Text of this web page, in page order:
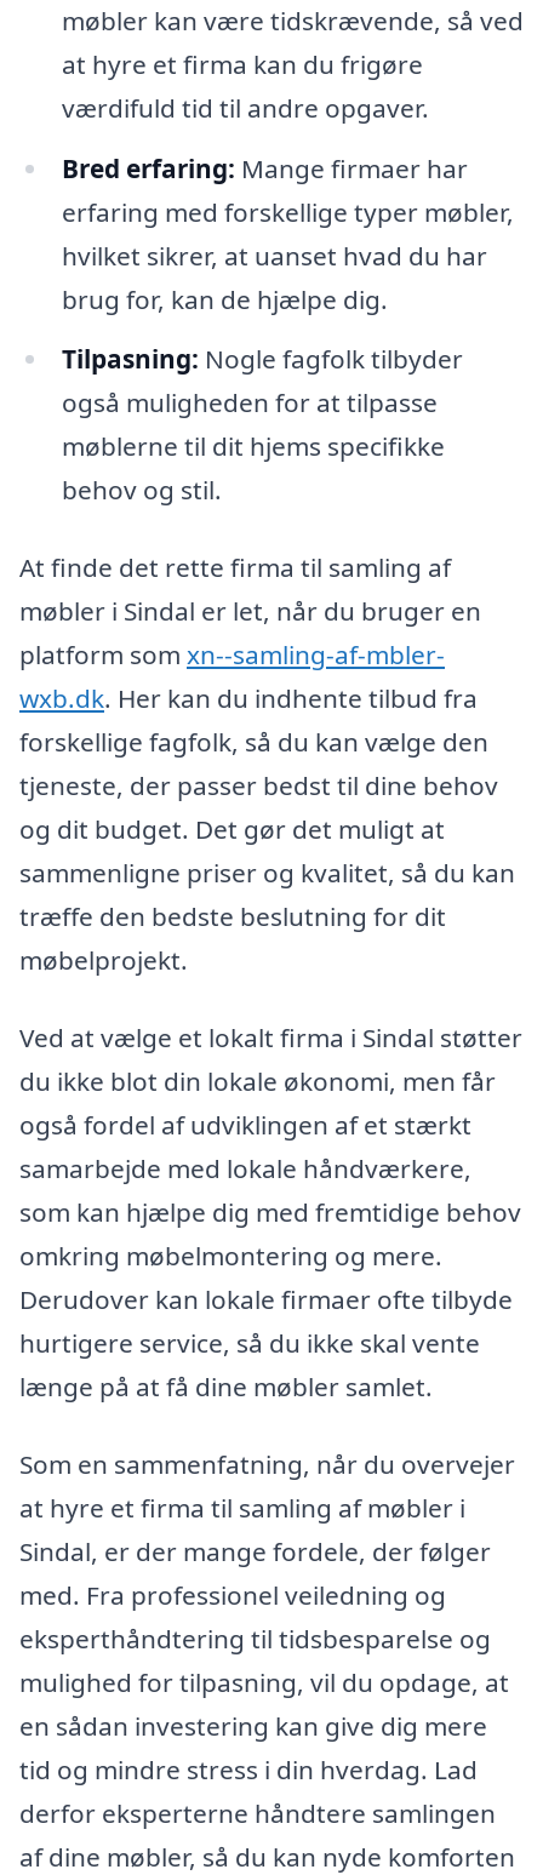
møbler kan være tidskrævende, så ved
at hyre et firma kan du frigøre
værdifuld tid til andre opgaver.
Bred erfaring: Mange firmaer har
erfaring med forskellige typer møbler,
hvilket sikrer, at uanset hvad du har
brug for, kan de hjælpe dig.
Tilpasning: Nogle fagfolk tilbyder
også muligheden for at tilpasse
møblerne til dit hjems specifikke
behov og stil.
At finde det rette firma til samling af
møbler i Sindal er let, når du bruger en
platform som xn--samling-af-mbler-
wxb.dk. Her kan du indhente tilbud fra
forskellige fagfolk, så du kan vælge den
tjeneste, der passer bedst til dine behov
og dit budget. Det gør det muligt at
sammenligne priser og kvalitet, så du kan
træffe den bedste beslutning for dit
møbelprojekt.
Ved at vælge et lokalt firma i Sindal støtter
du ikke blot din lokale økonomi, men får
også fordel af udviklingen af et stærkt
samarbejde med lokale håndværkere,
som kan hjælpe dig med fremtidige behov
omkring møbelmontering og mere.
Derudover kan lokale firmaer ofte tilbyde
hurtigere service, så du ikke skal vente
længe på at få dine møbler samlet.
Som en sammenfatning, når du overvejer
at hyre et firma til samling af møbler i
Sindal, er der mange fordele, der følger
med. Fra professionel veiledning og
eksperthåndtering til tidsbesparelse og
mulighed for tilpasning, vil du opdage, at
en sådan investering kan give dig mere
tid og mindre stress i din hverdag. Lad
derfor eksperterne håndtere samlingen
af dine møbler, så du kan nyde komforten